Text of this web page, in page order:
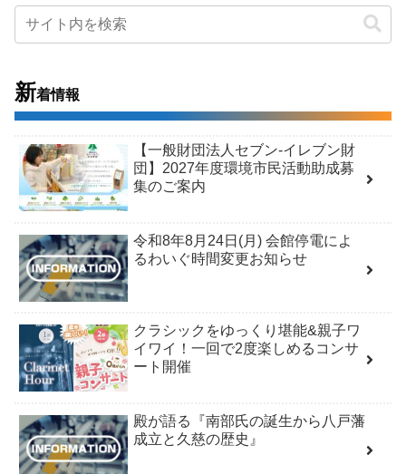
新着情報
【一般財団法人セブン-イレブン財
団】2027年度環境市民活動助成募
集のご案内
令和8年8月24日(月) 会館停電によ
るわいぐ時間変更お知らせ
クラシックをゆっくり堪能&親子ワ
イワイ！一回で2度楽しめるコンサ
ート開催
殿が語る『南部氏の誕生から八戸藩
成立と久慈の歴史』